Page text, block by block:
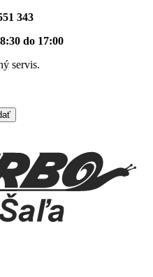
343
do 17:00
servis.